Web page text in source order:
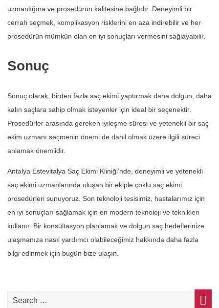
uzmanlığına ve prosedürün kalitesine bağlıdır. Deneyimli bir
cerrah seçmek, komplikasyon risklerini en aza indirebilir ve her
prosedürün mümkün olan en iyi sonuçları vermesini sağlayabilir.
Sonuç
Sonuç olarak, birden fazla saç ekimi yaptırmak daha dolgun, daha
kalın saçlara sahip olmak isteyenler için ideal bir seçenektir.
Prosedürler arasında gereken iyileşme süresi ve yetenekli bir saç
ekim uzmanı seçmenin önemi de dahil olmak üzere ilgili süreci
anlamak önemlidir.
Antalya Estevitalya Saç Ekimi Kliniği’nde, deneyimli ve yetenekli
saç ekimi uzmanlarında oluşan bir ekiple çoklu saç ekimi
prosedürleri sunuyoruz. Son teknoloji tesisimiz, hastalarımız için
en iyi sonuçları sağlamak için en modern teknoloji ve teknikleri
kullanır. Bir konsültasyon planlamak ve dolgun saç hedeflerinize
ulaşmanıza nasıl yardımcı olabileceğimiz hakkında daha fazla
bilgi edinmek için bugün bize ulaşın.